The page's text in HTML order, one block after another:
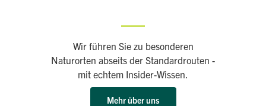
Wir führen Sie zu besonderen
Naturorten abseits der Standardrouten -
mit echtem Insider-Wissen.
Mehr über uns